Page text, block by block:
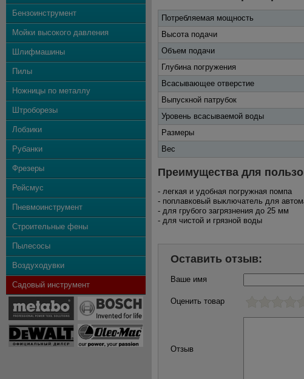
Бензоинструмент
Мойки высокого давления
Шлифмашины
Пилы
Ножницы по металлу
Штроборезы
Лобзики
Рубанки
Фрезеры
Рейсмус
Пневмоинструмент
Строительные фены
Пылесосы
Воздуходувки
Садовый инструмент
Потребляемая мощность
Высота подачи
Объем подачи
Глубина погружения
Всасывающее отверстие
Выпускной патрубок
Уровень всасываемой воды
Размеры
Вес
Преимущества для
- легкая и удобная погружная помпа
- поплавковый выключатель для
- для грубого загрязнения до 25 мм
- для чистой и грязной воды
Оставить отзыв:
Ваше имя
Оценить товар
Отзыв